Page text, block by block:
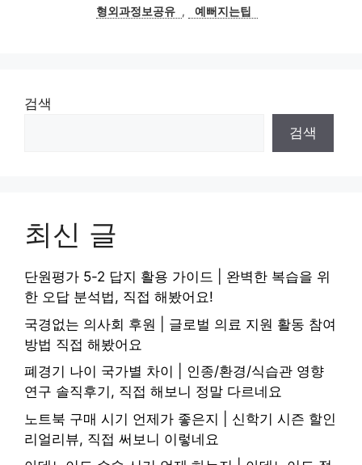
형외과정보공유 , 예뻐지는팁
검색
검색
최신 글
단원평가 5-2 답지 활용 가이드 | 완벽한 복습을 위
한 오답 분석법, 직접 해봤어요!
국경없는 의사회 후원 | 글로벌 의료 지원 활동 참여
방법 직접 해봤어요
폐경기 나이 국가별 차이 | 인종/환경/식습관 영향
연구 솔직후기, 직접 해보니 정말 다르네요
노트북 구매 시기 언제가 좋은지 | 신학기 시즌 할인
리얼리뷰, 직접 써보니 이렇네요